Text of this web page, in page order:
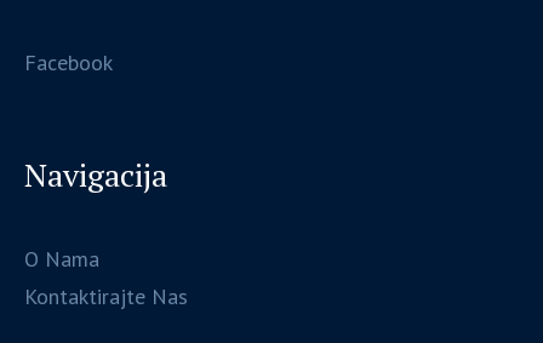
Facebook
Navigacija
O Nama
Kontaktirajte Nas